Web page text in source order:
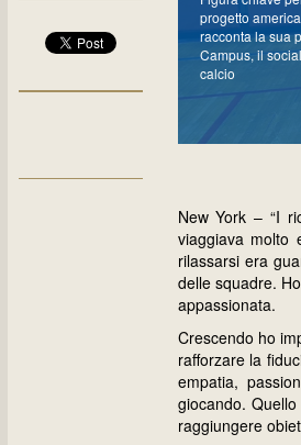
progetto
racconta la sua
Campus, il
calcio
New York – “I
viaggiava
rilassarsi era
delle squadre.
appassionata.
Crescendo ho
rafforzare la
empatia,
giocando.
raggiungere